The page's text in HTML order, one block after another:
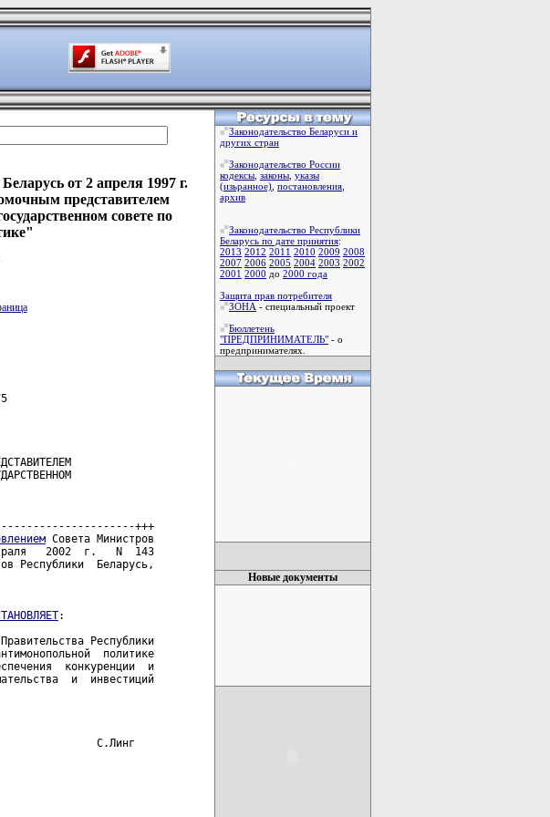
от 2 апреля 1997 г.
представителем
совете по
+++
Совета Министров
2002  г.   N  143
Республики  Беларусь,
:
Республики
политике
конкуренции  и
и  инвестиций
С.Линг
Законодательство Беларуси и
других стран
Законодательство России
кодексы законы указы
(изьранное) постановления
архив
Законодательство Республики
Беларусь по дате принятия:
2013 2012 2011 2010 2009 2008
2007 2006 2005 2004 2003 2002
2001 2000 до 2000 года
Защита прав потребителя
ЗОНА - специальный проект
Бюллетень
"ПРЕДПРИНИМАТЕЛЬ" - о
предпринимателях.
Новые документы